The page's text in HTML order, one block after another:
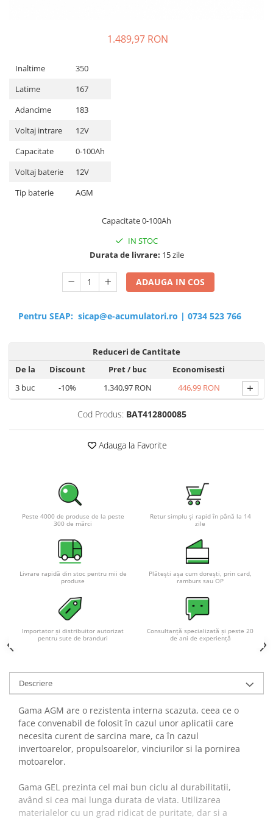
Redresoare, incarcatoare si testere
stationare
1.489,97 RON
Inaltime
350
Latime
167
Adancime
183
Voltaj intrare
12V
Capacitate
0-100Ah
Voltaj baterie
12V
Tip baterie
AGM
Capacitate 0-100Ah
IN STOC
Durata de livrare: 15 zile
ADAUGA IN COS
Pentru SEAP: sicap@e-acumulatori.ro | 0734 523 766
Reduceri de Cantitate
De la
Discount Pret/ buc
Economisesti
3 buc -10% 1.340,97 RON 446,99 RON +
Cod Produs: BAT412800085
Adauga la Favorite
Peste 4000 de produse de la peste
300 de mărci
Retur simplu și rapid în până la 14
zile
Livrare rapidă din stoc pentru mii de
produse
Plătești așa cum dorești, prin card,
ramburs sau OP
Importator și distribuitor autorizat
pentru sute de branduri
Consultanță specializată și peste 20
de ani de experiență
Descriere
Gama AGM are o rezistenta interna scazuta, ceea ce o
face convenabil de folosit în cazul unor aplicatii care
necesita curent de sarcina mare, ca în cazul
invertoarelor, propulsoarelor, vinciurilor si la pornirea
motoarelor.
Gama GEL prezinta cel mai bun ciclu al durabilitatii,
având si cea mai lunga durata de viata. Utilizarea
materialelor cu un grad ridicat de puritate, dar si a